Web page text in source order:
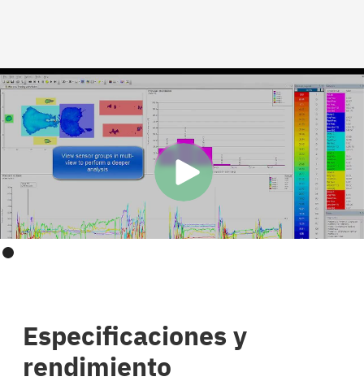
Especificaciones y
rendimiento